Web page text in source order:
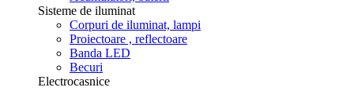
Sisteme de iluminat
Corpuri de iluminat, lampi
Proiectoare , reflectoare
Banda LED
Becuri
Electrocasnice